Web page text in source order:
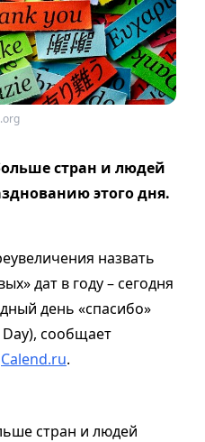
стран и людей
этого дня.
назвать
дат в году – сегодня
день «спасибо»
сообщает
Calend.ru.
стран и людей